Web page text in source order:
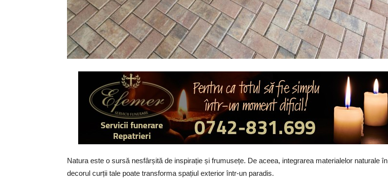
Natura este o sursă nesfârșită de inspirație și frumusețe. De aceea, integrarea materialelor naturale în
decorul curții tale poate transforma spațiul exterior într-un paradis.